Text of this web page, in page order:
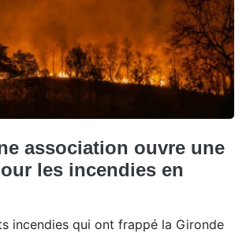
association ouvre une
les incendies en
incendies qui ont frappé la Gironde